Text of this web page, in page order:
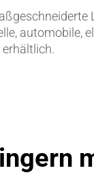
Pumpen,
automobile,